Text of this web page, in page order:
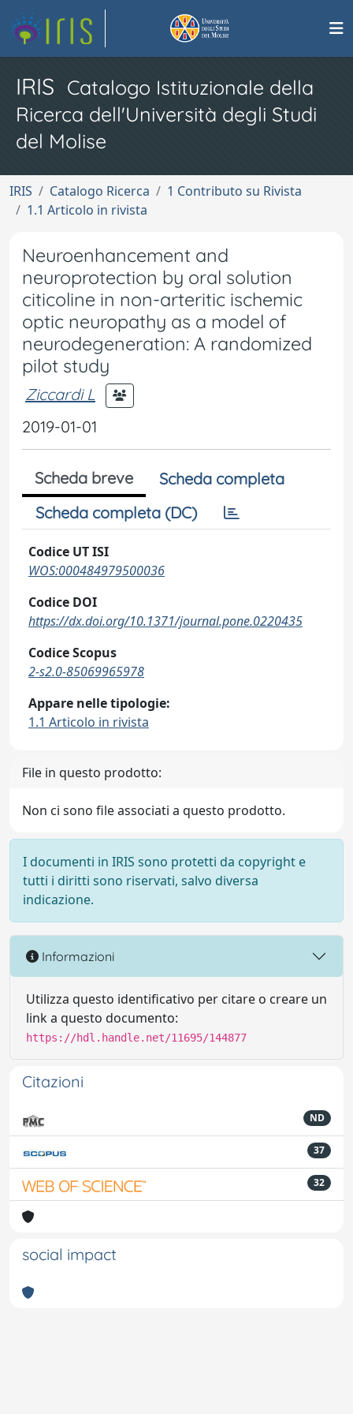
IRIS Catalogo Istituzionale della
Ricerca dell'Università degli Studi
del Molise
IRIS Catalogo Ricerca
1 Contributo su Rivista
1.1 Articolo in rivista
Neuroenhancement and
neuroprotection by oral solution
citicoline in non-arteritic ischemic
optic neuropathy as a model of
neurodegeneration: A randomized
pilot study
Ziccardi L
2019-01-01
Scheda breve
Scheda completa
Scheda completa (DC)
Codice UT ISI
WOS:000484979500036
Codice DOI
https://dx.doi.org/10.1371/journal.pone.0220435
Codice Scopus
2-s2.0-85069965978
Appare nelle tipologie:
1.1 Articolo in rivista
File in questo prodotto:
Non ci sono file associati a questo prodotto.
I documenti in IRIS sono protetti da copyright e
tutti i diritti sono riservati, salvo diversa
indicazione.
Informazioni
Utilizza questo identificativo per citare o creare un
link a questo documento:
https://hdl.handle.net/11695/144877
Citazioni
ND
37
32
social impact